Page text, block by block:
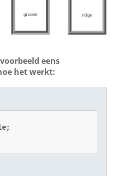
eens
het werkt:
;